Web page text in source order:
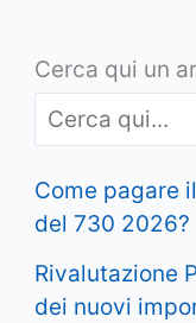
Cerca qui un
Come pagare
del 730 2026?
Rivalutazione
dei nuovi